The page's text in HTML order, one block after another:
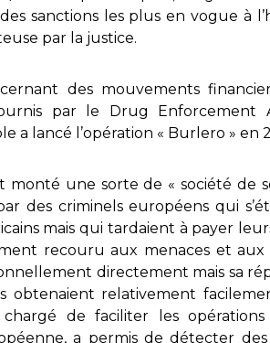
sanctions les plus en vogue à
par la justice.
des mouvements
par le Drug Enforcement
a lancé l’opération « Burlero » en
monté une sorte de « société de
des criminels européens qui
mais qui tardaient à payer
recouru aux menaces et aux
directement mais sa
relativement
chargé de faciliter les
a permis de détecter